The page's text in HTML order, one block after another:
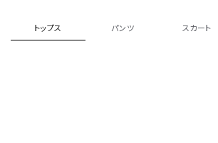
トップス パンツ スカート